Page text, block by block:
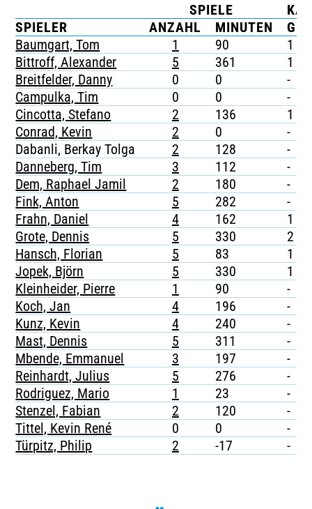
TICKETING
SPIELE
SPIELER
ANZAHL MINUTEN G
Baumgart, Tom
1 90 1
Bittroff, Alexander
5 361 1
Breitfelder, Danny
0 0 -
Campulka, Tim
0 0 -
Cincotta, Stefano
2 136 1
Conrad, Kevin
2 0 -
Dabanli, Berkay Tolga
2 128 -
Danneberg, Tim
3 112 -
Dem, Raphael Jamil
2 180 -
Fink, Anton
5 282 -
Frahn, Daniel
4 162 1
Grote, Dennis
5 330 2
Hansch, Florian
5 83 1
Jopek, Björn
5 330 1
Kleinheider, Pierre
1 90 -
Koch, Jan
4 196 -
Kunz, Kevin
4 240 -
Mast, Dennis
5 311 -
Mbende, Emmanuel
3 197 -
Reinhardt, Julius
5 276 -
Rodriguez, Mario
1 23 -
Stenzel, Fabian
2 120 -
Tittel, Kevin René
0 0 -
Türpitz, Philip
2 -17 -